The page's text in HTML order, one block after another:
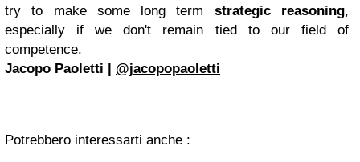
try to make some long term strategic reasoning,
especially if we don't remain tied to our field of
competence.
Jacopo Paoletti | @jacopopaoletti
Potrebbero interessarti anche :